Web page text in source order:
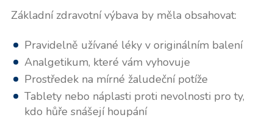
Základní zdravotní výbava by měla obsahovat:
Pravidelně užívané léky v originálním balení
Analgetikum, které vám vyhovuje
Prostředek na mírné žaludeční potíže
Tablety nebo náplasti proti nevolnosti pro ty,
kdo hůře snášejí houpání